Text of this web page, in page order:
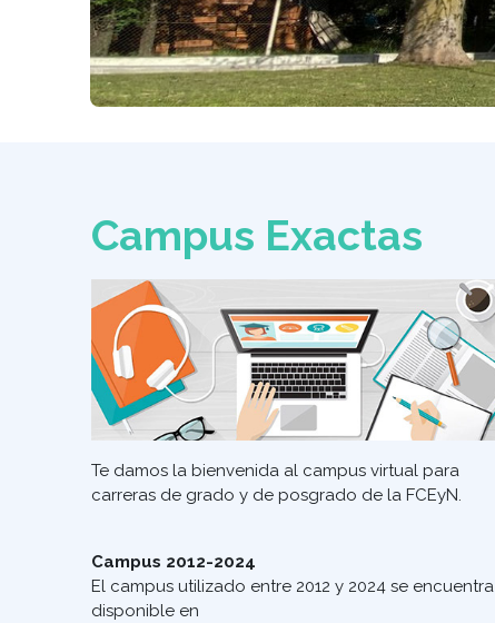
Campus Exactas
Te damos la bienvenida al campus virtual para
carreras de grado y de posgrado de la FCEyN.
Campus 2012-2024
El campus utilizado entre 2012 y 2024 se encuentra
disponible en